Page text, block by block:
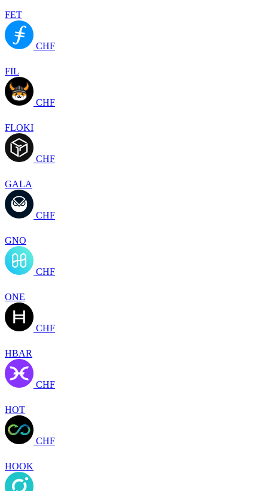
FET
CHF
FIL
CHF
FLOKI
CHF
GALA
CHF
GNO
CHF
ONE
CHF
HBAR
CHF
HOT
CHF
HOOK